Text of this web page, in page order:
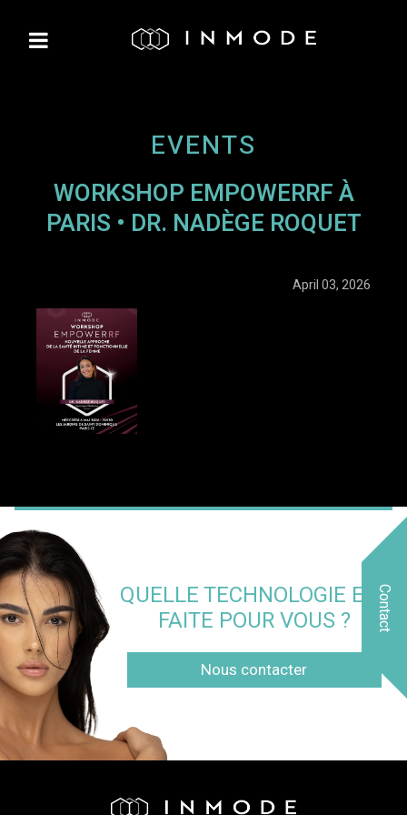
EVENTS
WORKSHOP EMPOWERRF À
PARIS • DR. NADÈGE ROQUET
April 03, 2026
QUELLE TECHNOLOGIE EST
FAITE POUR VOUS ?
Nous contacter
Contact